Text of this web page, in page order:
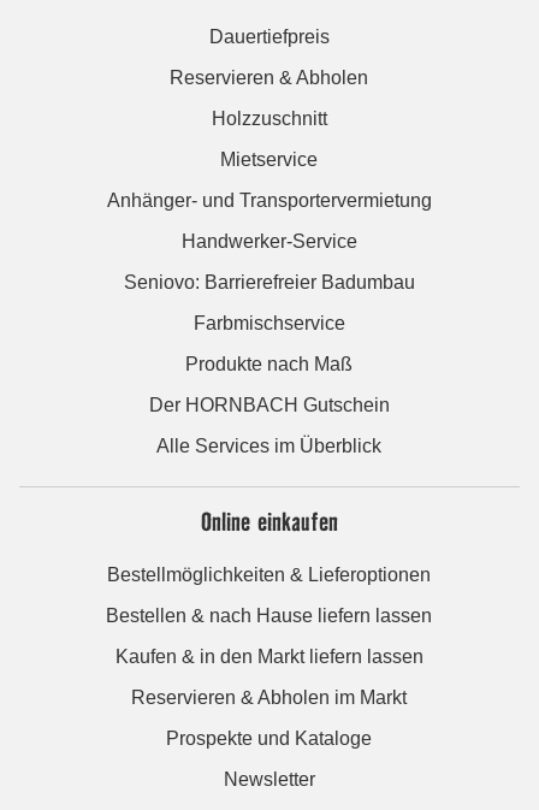
Dauertiefpreis
Reservieren & Abholen
Holzzuschnitt
Mietservice
Anhänger- und Transportervermietung
Handwerker-Service
Seniovo: Barrierefreier Badumbau
Farbmischservice
Produkte nach Maß
Der HORNBACH Gutschein
Alle Services im Überblick
Online einkaufen
Bestellmöglichkeiten & Lieferoptionen
Bestellen & nach Hause liefern lassen
Kaufen & in den Markt liefern lassen
Reservieren & Abholen im Markt
Prospekte und Kataloge
Newsletter